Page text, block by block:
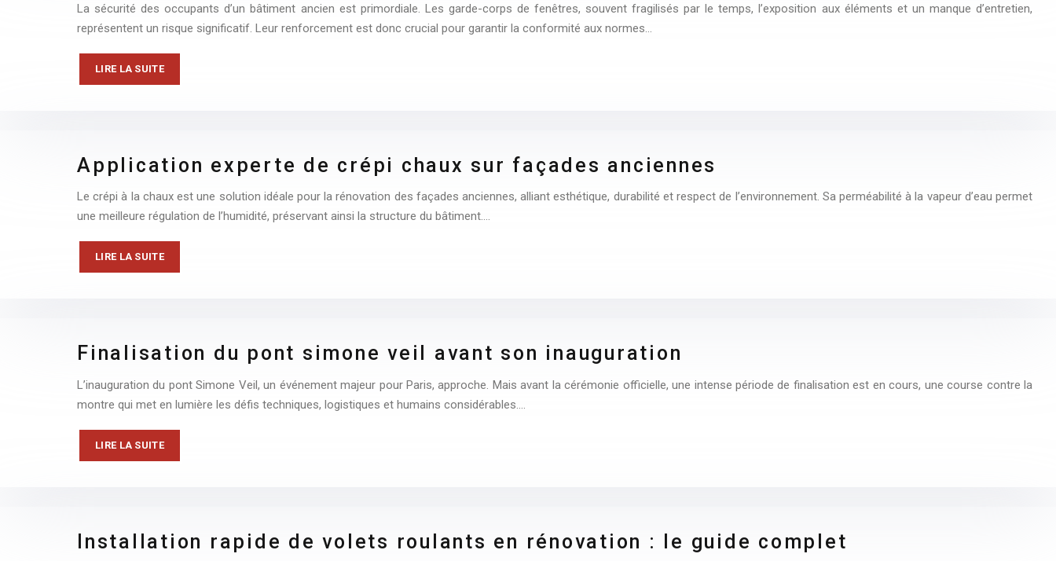
La sécurité des occupants d’un bâtiment ancien est primordiale. Les garde-corps de fenêtres, souvent fragilisés par le temps, l’exposition aux éléments et un manque d’entretien,
représentent un risque significatif. Leur renforcement est donc crucial pour garantir la conformité aux normes…
LIRE LA SUITE
Application experte de crépi chaux sur façades anciennes
Le crépi à la chaux est une solution idéale pour la rénovation des façades anciennes, alliant esthétique, durabilité et respect de l’environnement. Sa perméabilité à la vapeur d’eau permet
une meilleure régulation de l’humidité, préservant ainsi la structure du bâtiment….
LIRE LA SUITE
Finalisation du pont simone veil avant son inauguration
L’inauguration du pont Simone Veil, un événement majeur pour Paris, approche. Mais avant la cérémonie officielle, une intense période de finalisation est en cours, une course contre la
montre qui met en lumière les défis techniques, logistiques et humains considérables….
LIRE LA SUITE
Installation rapide de volets roulants en rénovation : le guide complet